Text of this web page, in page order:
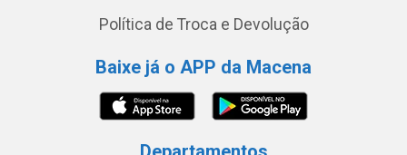
Política de Troca e Devolução
Baixe já o APP da Macena